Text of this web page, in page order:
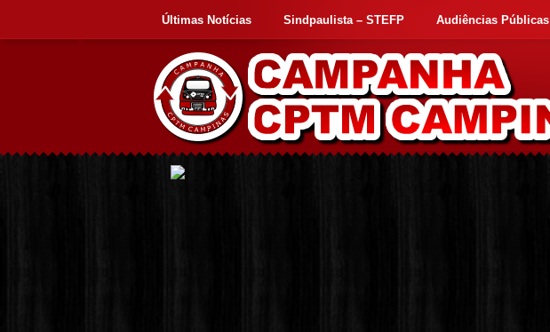
Últimas Notícias Sindpaulista – STEFP Audiências Públicas